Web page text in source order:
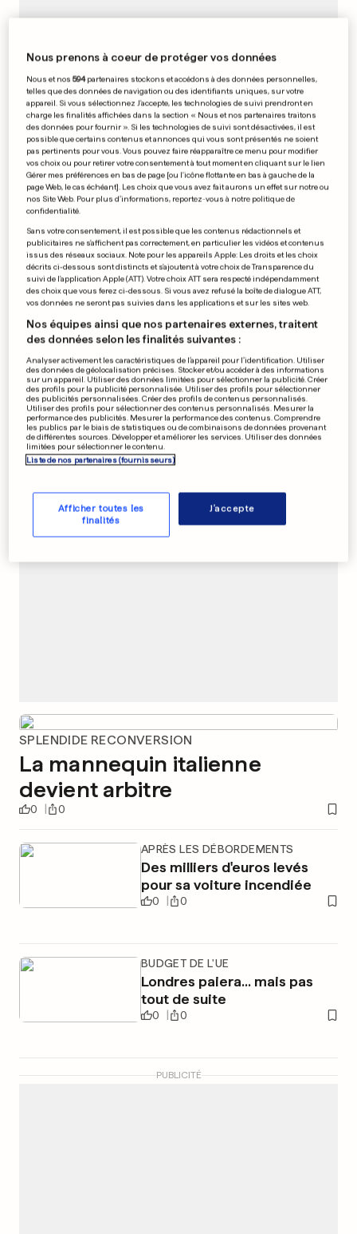
DEUTSCHE BAHN
Les cheminots allemands
écourtent la grève
0 0
XAVIER BETTEL
Le traitement réservé au
pays «est inacceptable»
2
JUSTICE EN FRANCE
Une mère sera jugée pour
huit infanticides
0 0
PUBLICITÉ
SPLENDIDE RECONVERSION
La mannequin italienne
devient arbitre
0 0
APRÈS LES DÉBORDEMENTS
Des milliers d'euros levés
pour sa voiture incendiée
0 0
BUDGET DE L'UE
Londres paiera... mais pas
tout de suite
0 0
PUBLICITÉ
Nous prenons à coeur de protéger vos données
Nous et nos594partenaires stockons et accédons à des données personnelles,
telles que des données de navigation ou des identifiants uniques, sur votre
appareil. Si vous sélectionnez J'accepte, les technologies de suivi prendront en
charge les finalités affichées dans la section « Nous et nos partenaires traitons
des données pour fournir ». Si les technologies de suivi sont désactivées, il est
possible que certains contenus et annonces qui vous sont présentés ne soient
pas pertinents pour vous. Vous pouvez faire réapparaître ce menu pour modifier
vos choix ou pour retirer votre consentement à tout moment en cliquant sur le lien
Gérer mes préférences en bas de page [ou l'icône flottante en bas à gauche de la
page Web, le cas échéant]. Les choix que vous avez fait aurons un effet sur notre ou
nos Site Web. Pour plus d’informations, reportez-vous à notre politique de
confidentialité.
Sans votre consentement, il est possible que les contenus rédactionnels et
publicitaires ne s'affichent pas correctement, en particulier les vidéos et contenus
issus des réseaux sociaux. Note pour les appareils Apple: Les droits et les choix
décrits ci-dessous sont distincts et s'ajoutent à votre choix de Transparence du
suivi de l'application Apple (ATT). Votre choix ATT sera respecté indépendamment
des choix que vous ferez ci-dessous. Si vous avez refusé la boîte de dialogue ATT,
vos données ne seront pas suivies dans les applications et sur les sites web.
Nos équipes ainsi que nos partenaires externes, traitent
des données selon les finalités suivantes :
Analyser activement les caractéristiques de l’appareil pour l’identification. Utiliser
des données de géolocalisation précises. Stocker et/ou accéder à des informations
sur un appareil. Utiliser des données limitées pour sélectionner la publicité. Créer
des profils pour la publicité personnalisée. Utiliser des profils pour sélectionner
des publicités personnalisées. Créer des profils de contenus personnalisés.
Utiliser des profils pour sélectionner des contenus personnalisés. Mesurer la
performance des publicités. Mesurer la performance des contenus. Comprendre
les publics par le biais de statistiques ou de combinaisons de données provenant
de différentes sources. Développer et améliorer les services. Utiliser des données
limitées pour sélectionner le contenu.
Liste de nos partenaires (fournisseurs)
Afficher toutes les
finalités
J'accepte